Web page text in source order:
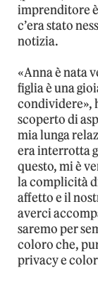
imprenditore
c’era stato
notizia.
«Anna è nata
figlia è una
condividere»,
scoperto di
mia lunga
era interrotta
questo, mi è
la complicità
affetto e il
averci
saremo per
coloro che,
privacy e